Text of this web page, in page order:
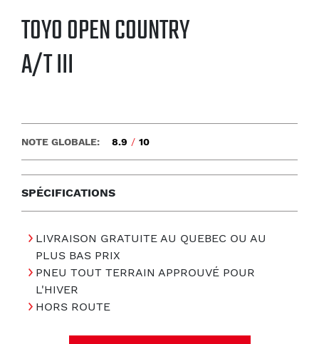
TOYO OPEN COUNTRY
A/T III
SPÉCIFICATIONS
NOTE GLOBALE: 8.9 / 10
LIVRAISON GRATUITE AU QUEBEC OU AU
PLUS BAS PRIX
PNEU TOUT TERRAIN APPROUVÉ POUR
L'HIVER
HORS ROUTE